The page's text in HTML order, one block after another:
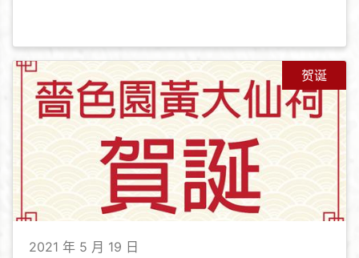
贺诞
2021 年 5 月 19 日